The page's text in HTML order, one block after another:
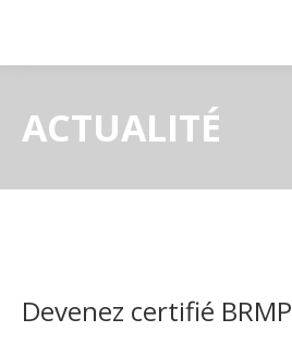
ACTUALITÉ
Devenez certifié BRMP